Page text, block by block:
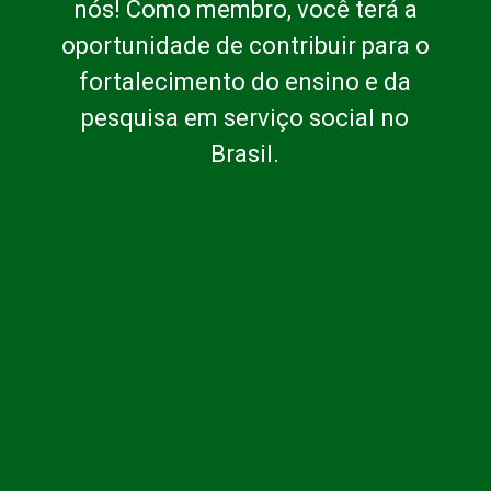
nós! Como membro, você terá a
oportunidade de contribuir para o
fortalecimento do ensino e da
pesquisa em serviço social no
Brasil.